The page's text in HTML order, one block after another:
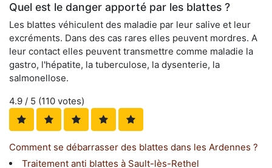
Quel est le danger apporté par les blattes ?
Les blattes véhiculent des maladie par leur salive et leur
excréments. Dans des cas rares elles peuvent mordres. A
leur contact elles peuvent transmettre comme maladie la
gastro, l'hépatite, la tuberculose, la dysenterie, la
salmonellose.
4.9 / 5 (110 votes)
Comment se débarrasser des blattes dans les Ardennes ?
Traitement anti blattes à Sault-lès-Rethel